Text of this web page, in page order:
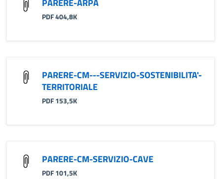
PARERE-ARPA
PDF 404,8K
PARERE-CM---SERVIZIO-SOSTENIBILITA'-
TERRITORIALE
PDF 153,5K
PARERE-CM-SERVIZIO-CAVE
PDF 101,5K